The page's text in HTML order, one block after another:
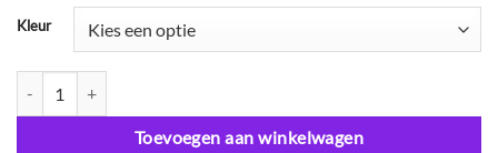
Kleur
Toevoegen aan winkelwagen